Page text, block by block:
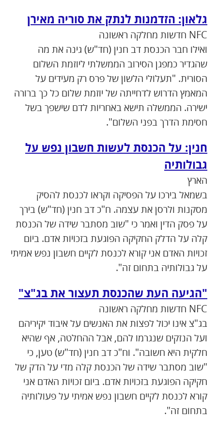
גלאון: הזדמנות לנתק את סוריה מאירן
NFC חדשות מחלקה ראשונה
ואילו חבר הכנסת דב חנין (חד"ש) גינה את מה
שהגדיר כמפגן הסירוב הממשלתי ליוזמת השלום
הסורית. "תעלולי הלשון של פרס רק מעידים על
המאמץ הדרוש לדחייתה של יוזמת שלום כל כך ברורה
ישירה. הממשלה תישא באחריות לדם שישפך בשל
חסימת הדרך בפני השלום".
חנין: על הכנסת לעשות חשבון נפש על
גבולותיה
הארץ
בשמאל בירכו על הפסיקה וקראו לכנסת להסיק
מסקנות ולרסן את עצמה. ח"כ דב חנין (חד"ש) בירך
על פסק הדין ואמר כי "שוב מסתבר שידה של הכנסת
קלה על הדלק החקיקה הפוגעת בזכויות אדם. ביום
זכויות האדם אני קורא לכנסת לקיים חשבון נפש אמיתי
על גבולותיה בתחום זה".
"הגיעה העת שהכנסת תעצור את בג"צ"
NFC חדשות מחלקה ראשונה
בג"צ אינו יכול לפצות את האנשים על איבוד יקיריהם
ועל הנזקים שנגרמו להם, אבל ההחלטה, אף שהיא
חלקית היא חשובה". וח"כ דב חנין (חד"ש) טען, כי
"שוב מסתבר שידה של הכנסת קלה מדי על הדק של
חקיקה הפוגעת בזכויות אדם. ביום זכויות האדם אני
קורא לכנסת לקיים חשבון נפש אמיתי על פעולותיה
בתחום זה".